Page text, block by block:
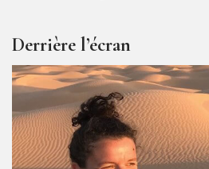
Derrière l’écran